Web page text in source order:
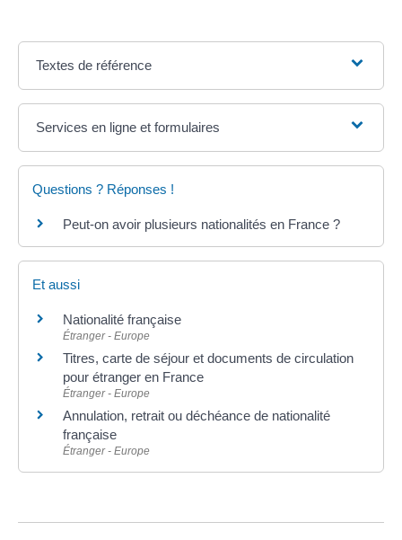
Textes de référence
Services en ligne et formulaires
Questions ? Réponses !
Peut-on avoir plusieurs nationalités en France ?
Et aussi
Nationalité française
Étranger - Europe
Titres, carte de séjour et documents de circulation
pour étranger en France
Étranger - Europe
Annulation, retrait ou déchéance de nationalité
française
Étranger - Europe